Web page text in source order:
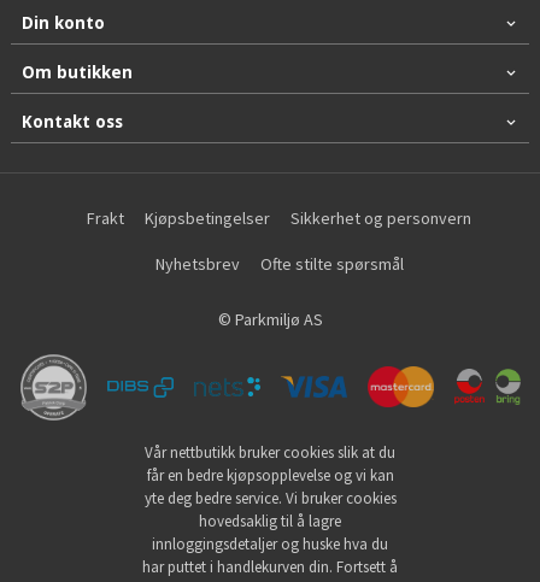
Din konto
Om butikken
Kontakt oss
Frakt Kjøpsbetingelser Sikkerhet og personvern
Nyhetsbrev Ofte stilte spørsmål
© Parkmiljø AS
Vår nettbutikk bruker cookies slik at du
får en bedre kjøpsopplevelse og vi kan
yte deg bedre service. Vi bruker cookies
hovedsaklig til å lagre
innloggingsdetaljer og huske hva du
har puttet i handlekurven din. Fortsett å